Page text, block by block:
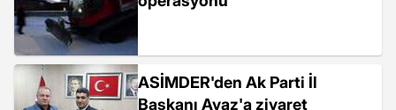
ASİMDER'den Ak Parti İl
Başkanı Ayaz'a ziyaret